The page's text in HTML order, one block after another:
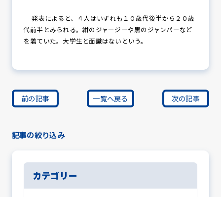
発表によると、４人はいずれも１０歳代後半から２０歳
代前半とみられる。紺のジャージーや黒のジャンパーなど
を着ていた。大学生と面識はないという。
前の記事 一覧へ戻る 次の記事
記事の絞り込み
カテゴリー